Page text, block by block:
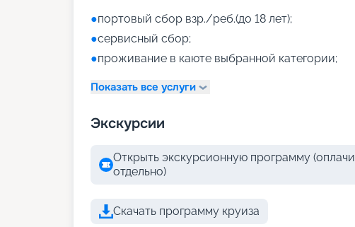
●портовый сбор взр./реб.(до 18 лет);
●сервисный сбор;
●проживание в каюте выбранной категории;
Показать все услуги
Экскурсии
Открыть экскурсионную программу
отдельно)
Скачать программу круиза